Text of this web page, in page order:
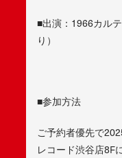
■出演：1966カル
り）
■参加方法
ご予約者優先で
レコード渋谷店8F